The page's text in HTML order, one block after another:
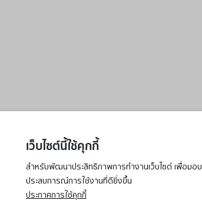
เว็บไซต์นี้ใช้คุกกี้
สำหรับพัฒนาประสิทธิภาพการทำงานเว็บไซต์ เพื่อมอบ
ประสบการณ์การใช้งานที่ดียิ่งขึ้น
ประกาศการใช้คุกกี้
has occurred while loading